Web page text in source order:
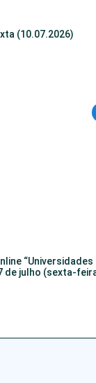
(10.07.2026)
de julho (sexta-